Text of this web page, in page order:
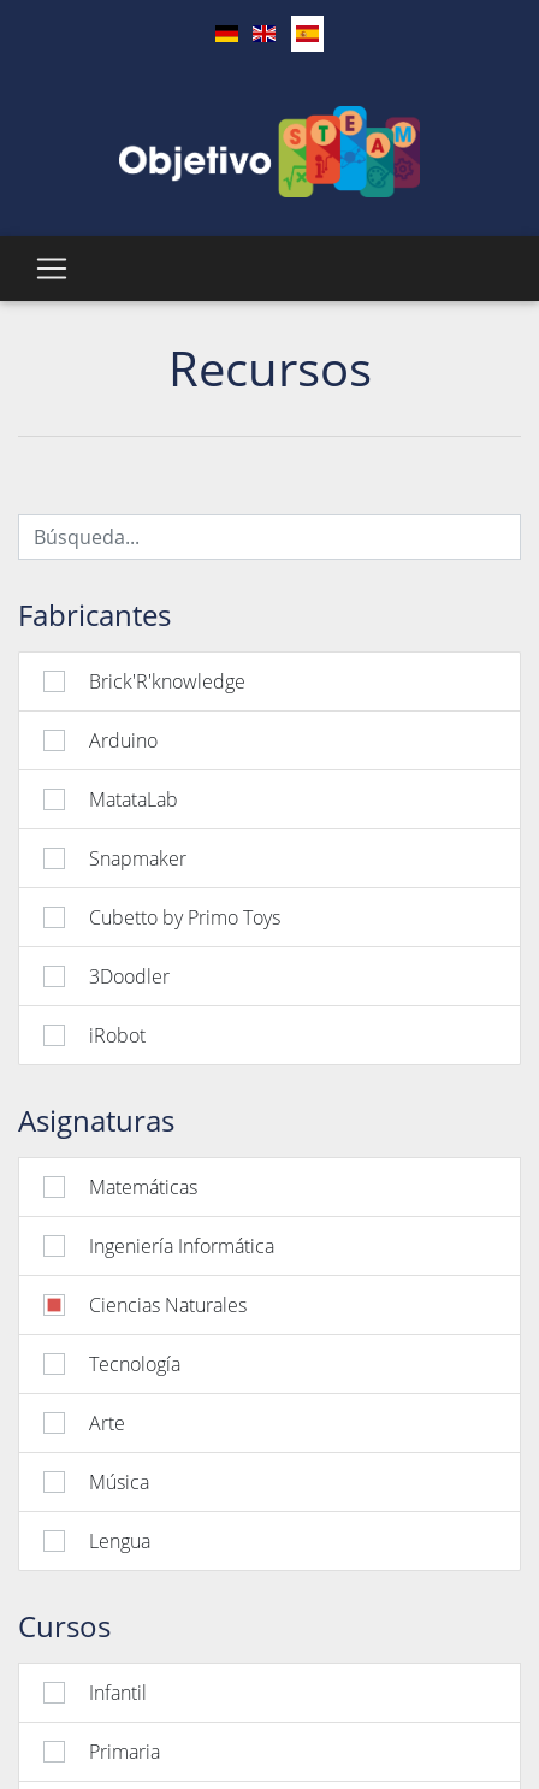
Recursos
Fabricantes
Brick'R'knowledge
Arduino
MatataLab
Snapmaker
Cubetto by Primo Toys
3Doodler
iRobot
Asignaturas
Matemáticas
Ingeniería Informática
Ciencias Naturales
Tecnología
Arte
Música
Lengua
Cursos
Infantil
Primaria